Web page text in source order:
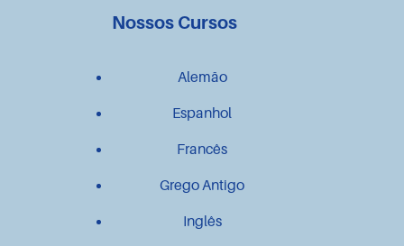
Nossos Cursos
Alemão
Espanhol
Francês
Grego Antigo
Inglês